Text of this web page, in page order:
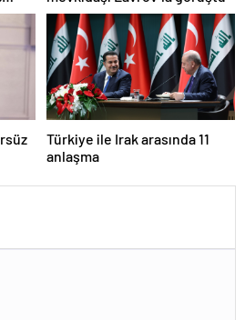
Türkiye ile Irak arasında 11
anlaşma